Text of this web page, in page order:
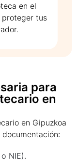
en el
proteger tus
para
en
en Gipuzkoa
NIE).